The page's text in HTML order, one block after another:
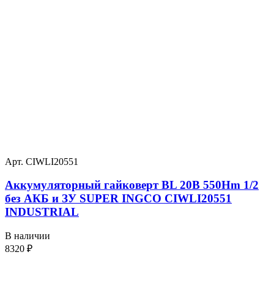
Арт. CIWLI20551
Аккумуляторный гайковерт BL 20В 550Hm 1/2
без АКБ и ЗУ SUPER INGCO CIWLI20551
INDUSTRIAL
В наличии
8320 ₽